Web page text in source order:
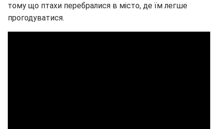
тому що птахи перебралися в місто, де їм легше
прогодуватися.